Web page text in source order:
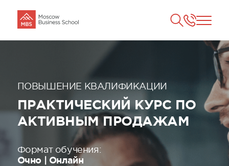
ПОВЫШЕНИЕ КВАЛИФИКАЦИИ
ПРАКТИЧЕСКИЙ КУРС ПО
АКТИВНЫМ ПРОДАЖАМ
Формат обучения:
Очно | Онлайн